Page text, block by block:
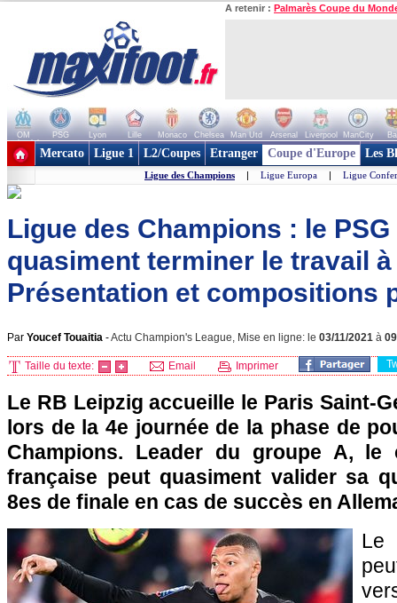
A retenir : Palmarès Coupe du
OM PSG Lyon Lille Monaco Chelsea Man Utd Arsenal Liverpool ManCity
+ de clubs
Mercato Ligue 1 L2/Coupes Etranger Coupe d'Europe Les
Ligue des Champions | Ligue Europa | Ligue
Ligue des Champions : le
quasiment terminer le travail à
Présentation et compositions
Par Youcef Touaitia -Actu Champion's League, Mise en ligne: le 03/11/2021 à
Taille du texte: Email Imprimer
Le RB Leipzig accueille le Paris Saint-
lors de la 4e journée de la phase de
Champions. Leader du groupe A,
française peut quasiment valider sa
8es de finale en cas de succès en
Le